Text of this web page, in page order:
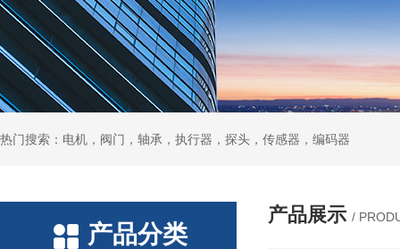
热门搜索：电机，阀门，轴承，执行器，探头，传感器，编码器
产品分类
产品展示 /